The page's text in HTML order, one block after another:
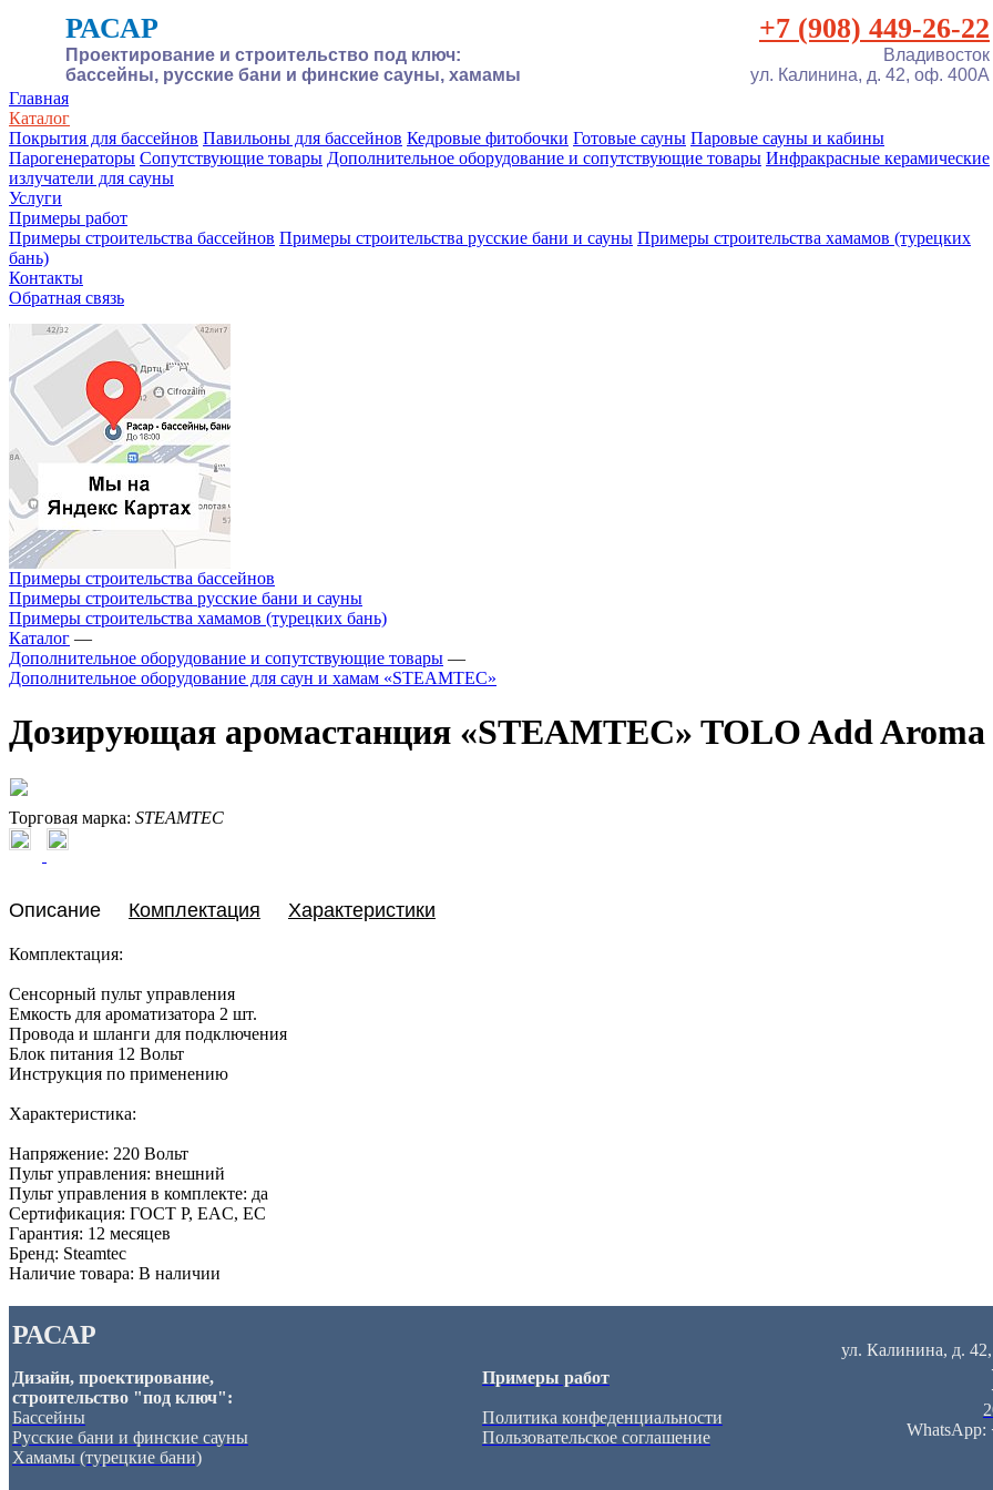
РАСАР
Проектирование и строительство под ключ:
бассейны, русские бани и финские сауны, хамамы
+7 (908) 449-26-22
Владивосток
ул. Калинина, д. 42, оф. 400А
Главная
Каталог
Покрытия для бассейнов Павильоны для бассейнов Кедровые фитобочки Готовые сауны Паровые сауны и кабины
Парогенераторы Сопутствующие товары Дополнительное оборудование и сопутствующие товары Инфракрасные керамические
излучатели для сауны
Услуги
Примеры работ
Примеры строительства бассейнов Примеры строительства русские бани и сауны Примеры строительства хамамов (турецких
бань)
Контакты
Обратная связь
Примеры строительства бассейнов
Примеры строительства русские бани и сауны
Примеры строительства хамамов (турецких бань)
Каталог —
Дополнительное оборудование и сопутствующие товары —
Дополнительное оборудование для саун и хамам «STEAMTEC»
Дозирующая аромастанция «STEAMTEC» TOLO Add
Торговая марка: STEAMTEC
Описание Комплектация Характеристики
Комплектация:
Сенсорный пульт управления
Емкость для ароматизатора 2 шт.
Провода и шланги для подключения
Блок питания 12 Вольт
Инструкция по применению
Характеристика:
Напряжение: 220 Вольт
Пульт управления: внешний
Пульт управления в комплекте: да
Сертификация: ГОСТ Р, EAC, EC
Гарантия: 12 месяцев
Бренд: Steamtec
Наличие товара: В наличии
РАСАР
Дизайн, проектирование,
строительство "под ключ":
Бассейны
Русские бани и финские сауны
Хамамы (турецкие бани)
Примеры работ
Политика конфеденциальности
Пользовательское соглашение
ул. Калинина, д.
WhatsApp: